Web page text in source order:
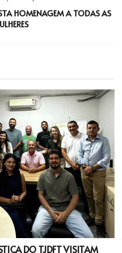
HOMENAGEM A TODAS AS
DO TJDFT VISITAM